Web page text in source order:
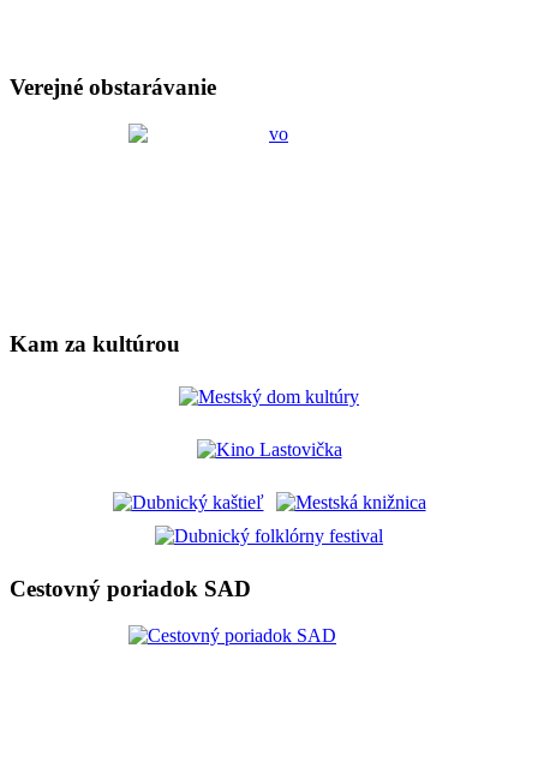
Verejné obstarávanie
Kam za kultúrou
Cestovný poriadok SAD